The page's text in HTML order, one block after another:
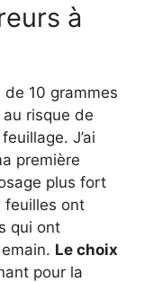
à
10 grammes
risque de
J’ai
première
plus fort
feuilles ont
qui ont
Le choix
pour la